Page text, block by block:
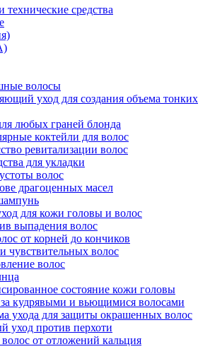
средства
волосы
уход для создания объема тонких
любых граней блонда
коктейли для волос
ревитализации волос
для укладки
волос
драгоценных масел
для кожи головы и волос
выпадения волос
от корней до кончиков
чувствительных волос
волос
состояние кожи головы
кудрявыми и вьющимися волосами
ухода для защиты окрашенных волос
уход против перхоти
от отложений кальция